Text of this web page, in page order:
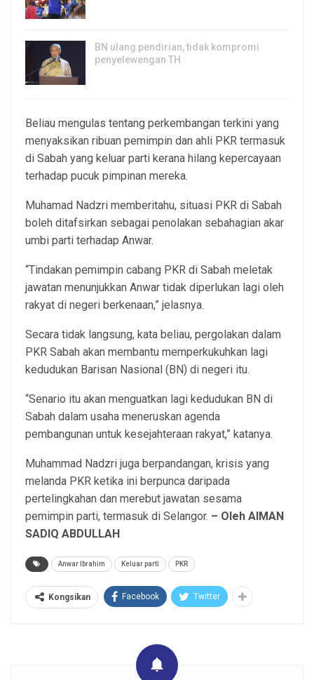
BN ulang pendirian, tidak kompromi
penyelewengan TH
Beliau mengulas tentang perkembangan terkini yang
menyaksikan ribuan pemimpin dan ahli PKR termasuk
di Sabah yang keluar parti kerana hilang kepercayaan
terhadap pucuk pimpinan mereka.
Muhamad Nadzri memberitahu, situasi PKR di Sabah
boleh ditafsirkan sebagai penolakan sebahagian akar
umbi parti terhadap Anwar.
“Tindakan pemimpin cabang PKR di Sabah meletak
jawatan menunjukkan Anwar tidak diperlukan lagi oleh
rakyat di negeri berkenaan,” jelasnya.
Secara tidak langsung, kata beliau, pergolakan dalam
PKR Sabah akan membantu memperkukuhkan lagi
kedudukan Barisan Nasional (BN) di negeri itu.
“Senario itu akan menguatkan lagi kedudukan BN di
Sabah dalam usaha meneruskan agenda
pembangunan untuk kesejahteraan rakyat,” katanya.
Muhammad Nadzri juga berpandangan, krisis yang
melanda PKR ketika ini berpunca daripada
pertelingkahan dan merebut jawatan sesama
pemimpin parti, termasuk di Selangor. – Oleh AIMAN
SADIQ ABDULLAH
Anwar Ibrahim Keluar parti PKR
Kongsikan Facebook Twitter